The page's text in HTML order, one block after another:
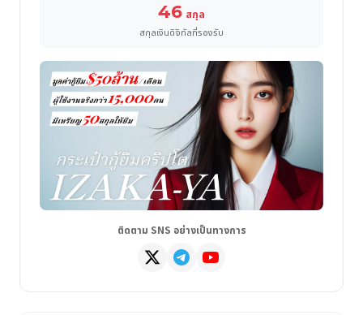
46 สกุล
สกุลเงินดิจิทัลที่รองรับ
ติดตาม SNS อย่างเป็นทางการ